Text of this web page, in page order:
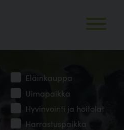
Eläinkauppa
Uimapaikka
Hyvinvointi ja hoitolat
Harrastuspaikka